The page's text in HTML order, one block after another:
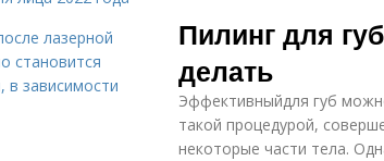
Пилинг для
делать
Эффективныйдля губ
такой процедурой,
некоторые части тела.
лазерной
становится
в зависимости